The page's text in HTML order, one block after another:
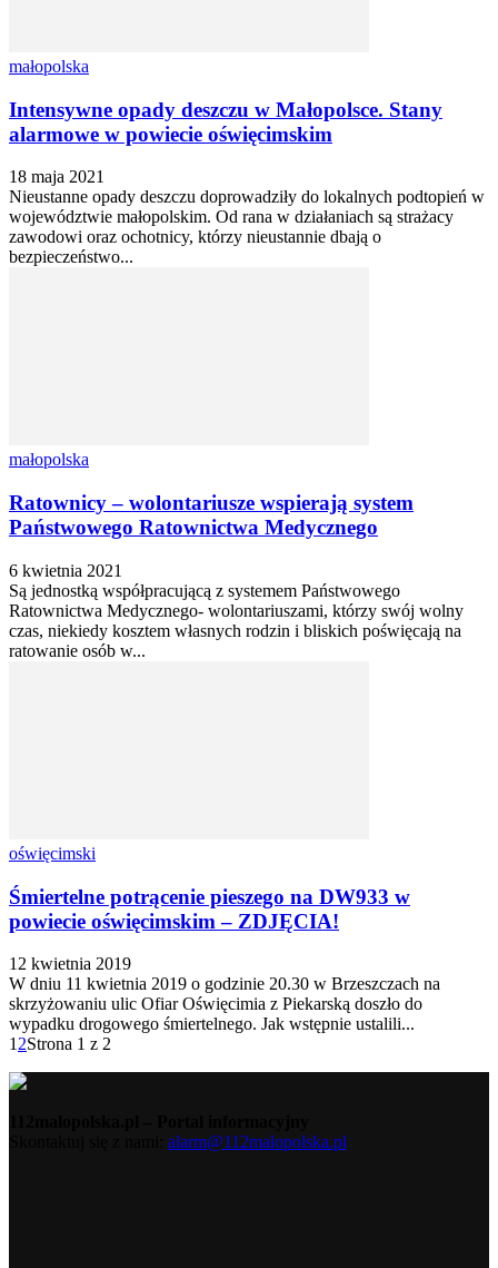
małopolska
Intensywne opady deszczu w Małopolsce. Stany
alarmowe w powiecie oświęcimskim
18 maja 2021
Nieustanne opady deszczu doprowadziły do lokalnych podtopień w
województwie małopolskim. Od rana w działaniach są strażacy
zawodowi oraz ochotnicy, którzy nieustannie dbają o
bezpieczeństwo...
małopolska
Ratownicy – wolontariusze wspierają system
Państwowego Ratownictwa Medycznego
6 kwietnia 2021
Są jednostką współpracującą z systemem Państwowego
Ratownictwa Medycznego- wolontariuszami, którzy swój wolny
czas, niekiedy kosztem własnych rodzin i bliskich poświęcają na
ratowanie osób w...
oświęcimski
Śmiertelne potrącenie pieszego na DW933 w
powiecie oświęcimskim – ZDJĘCIA!
12 kwietnia 2019
W dniu 11 kwietnia 2019 o godzinie 20.30 w Brzeszczach na
skrzyżowaniu ulic Ofiar Oświęcimia z Piekarską doszło do
wypadku drogowego śmiertelnego. Jak wstępnie ustalili...
1 2Strona 1 z 2
alarm@112malopolska.pl